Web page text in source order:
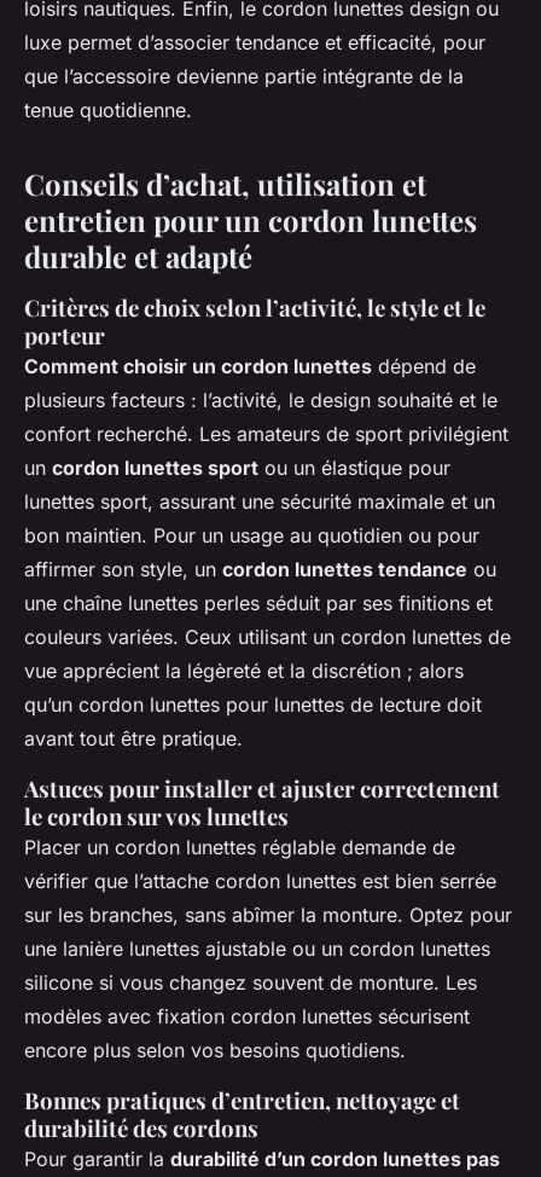
loisirs nautiques. Enfin, le cordon lunettes design ou
luxe permet d’associer tendance et efficacité, pour
que l’accessoire devienne partie intégrante de la
tenue quotidienne.
Conseils d’achat, utilisation et
entretien pour un cordon lunettes
durable et adapté
Critères de choix selon l’activité, le style et le
porteur
Comment choisir un cordon lunettes dépend de
plusieurs facteurs : l’activité, le design souhaité et le
confort recherché. Les amateurs de sport privilégient
un cordon lunettes sport ou un élastique pour
lunettes sport, assurant une sécurité maximale et un
bon maintien. Pour un usage au quotidien ou pour
affirmer son style, un cordon lunettes tendance ou
une chaîne lunettes perles séduit par ses finitions et
couleurs variées. Ceux utilisant un cordon lunettes de
vue apprécient la légèreté et la discrétion ; alors
qu’un cordon lunettes pour lunettes de lecture doit
avant tout être pratique.
Astuces pour installer et ajuster correctement
le cordon sur vos lunettes
Placer un cordon lunettes réglable demande de
vérifier que l’attache cordon lunettes est bien serrée
sur les branches, sans abîmer la monture. Optez pour
une lanière lunettes ajustable ou un cordon lunettes
silicone si vous changez souvent de monture. Les
modèles avec fixation cordon lunettes sécurisent
encore plus selon vos besoins quotidiens.
Bonnes pratiques d’entretien, nettoyage et
durabilité des cordons
Pour garantir la durabilité d’un cordon lunettes pas